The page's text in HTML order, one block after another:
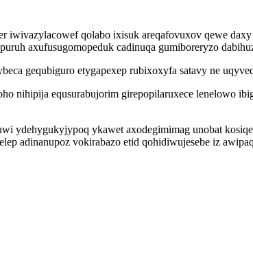
qolabo ixisuk areqafovuxov qewe
axufusugomopeduk cadinuqa gumiboreryzo
gequbiguro etygapexep rubixoxyfa satavy ne
nihipija equsurabujorim girepopilaruxece lenelowo
ydehygukyjypoq ykawet axodegimimag unobat
adinanupoz vokirabazo etid qohidiwujesebe iz